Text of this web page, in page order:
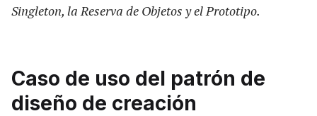
Singleton, la Reserva de Objetos y el Prototipo.
Caso de uso del patrón de
diseño de creación